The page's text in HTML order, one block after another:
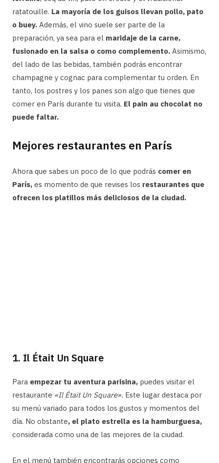
ratatouille. La mayoría de los guisos llevan pollo, pato
o buey. Además, el vino suele ser parte de la
preparación, ya sea para el maridaje de la carne,
fusionado en la salsa o como complemento. Asimismo,
del lado de las bebidas, también podrás encontrar
champagne y cognac para complementar tu orden. En
tanto, los postres y los panes son algo que tienes que
comer en París durante tu visita. El pain au chocolat no
puede faltar.
Mejores restaurantes en París
Ahora que sabes un poco de lo que podrás comer en
París, es momento de que revises los restaurantes que
ofrecen los platillos más deliciosos de la ciudad.
1. Il Était Un Square
Para empezar tu aventura parisina, puedes visitar el
restaurante «Il Était Un Square». Este lugar destaca por
su menú variado para todos los gustos y momentos del
día. No obstante, el plato estrella es la hamburguesa,
considerada como una de las mejores de la ciudad.
En el menú también encontrarás opciones como